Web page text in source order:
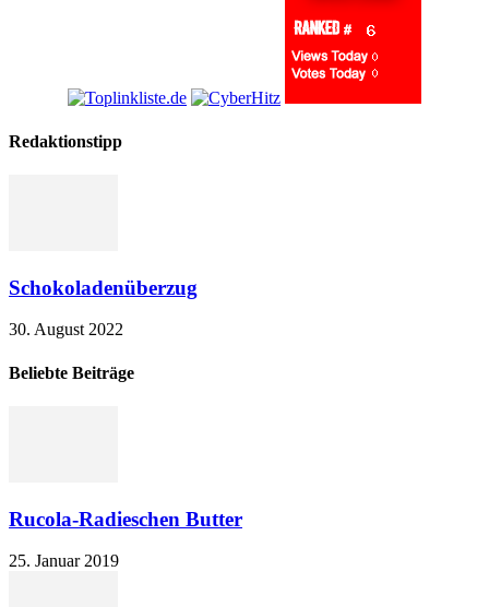
Redaktionstipp
Schokoladenüberzug
30. August 2022
Beliebte Beiträge
Rucola-Radieschen Butter
25. Januar 2019